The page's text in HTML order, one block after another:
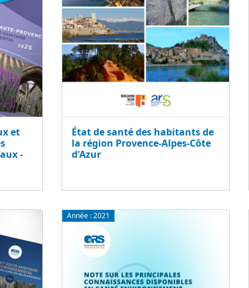
et
-
État de santé des habitants de
la région Provence-Alpes-Côte
d'Azur
Année :2021